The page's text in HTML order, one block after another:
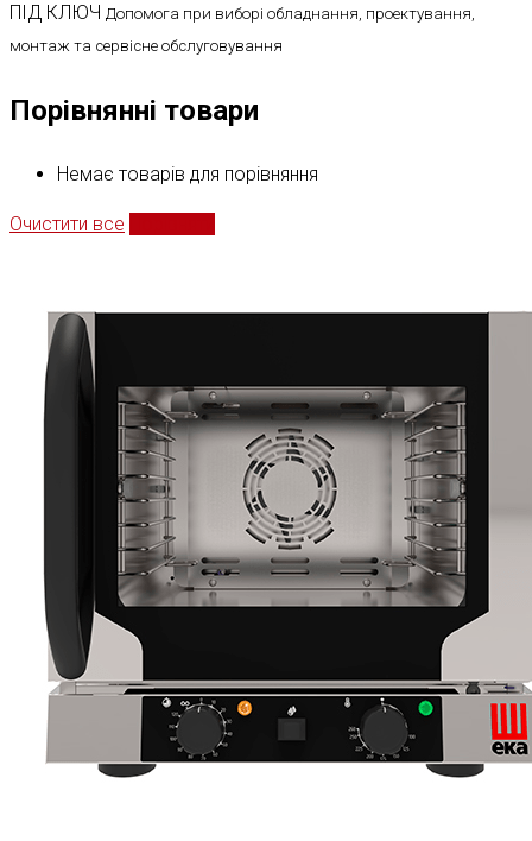
ПІД КЛЮЧ Допомога при виборі обладнання, проектування,
монтаж та сервісне обслуговування
Порівнянні товари
Немає товарів для порівняння
Очистити все